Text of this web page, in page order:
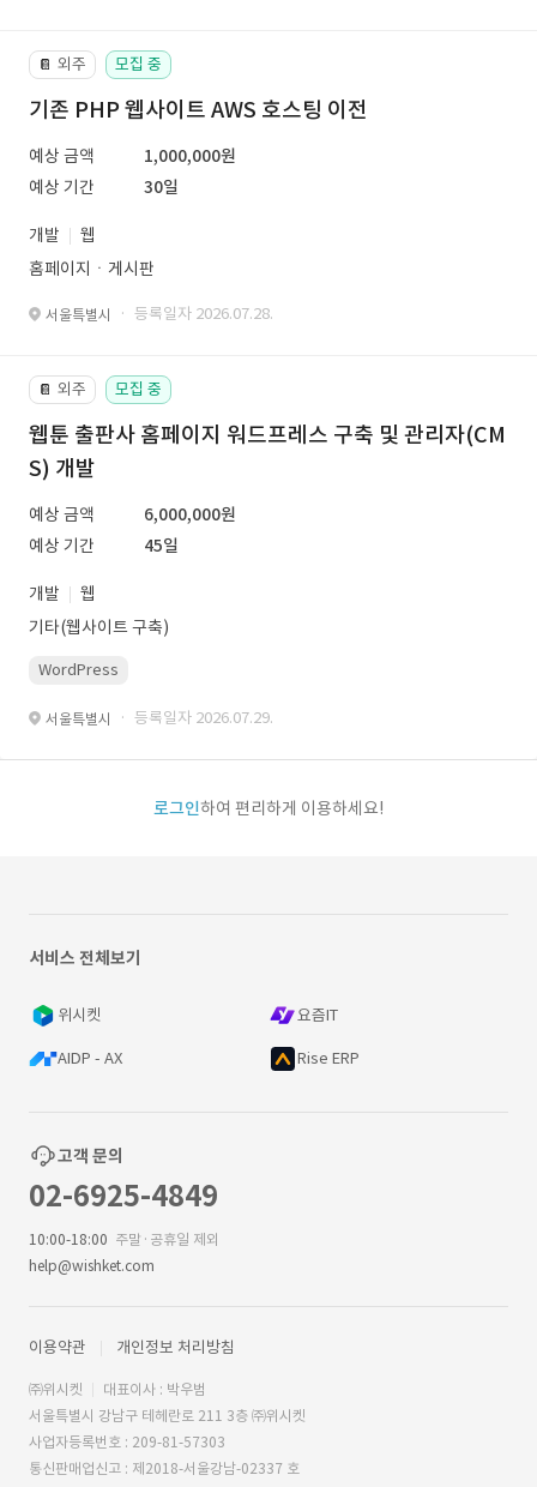
📔 외주 모집 중
기존 PHP 웹사이트 AWS 호스팅 이전
예상 금액
1,000,000원
예상 기간
30일
개발
웹
홈페이지ㆍ게시판
서울특별시 · 등록일자 2026.07.28.
📔 외주 모집 중
웹툰 출판사 홈페이지 워드프레스 구축 및 관리자(CM
S) 개발
예상 금액
6,000,000원
예상 기간
45일
개발
웹
기타(웹사이트 구축)
WordPress
서울특별시 · 등록일자 2026.07.29.
로그인하여 편리하게 이용하세요!
서비스 전체보기
위시켓 요즘IT
AIDP - AX Rise ERP
고객 문의
02-6925-4849
10:00-18:00 주말·공휴일 제외
help@wishket.com
이용약관 개인정보 처리방침
㈜위시켓
대표이사 : 박우범
서울특별시 강남구 테헤란로 211 3층 ㈜위시켓
사업자등록번호 : 209-81-57303
통신판매업신고 : 제2018-서울강남-02337 호